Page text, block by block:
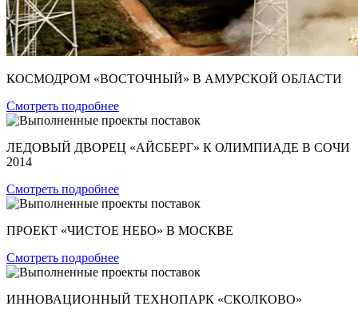
КОСМОДРОМ «ВОСТОЧНЫЙ» В АМУРСКОЙ ОБЛАСТИ
Смотреть подробнее
ЛЕДОВЫЙ ДВОРЕЦ «АЙСБЕРГ» К ОЛИМПИАДЕ В СОЧИ
2014
Смотреть подробнее
ПРОЕКТ «ЧИСТОЕ НЕБО» В МОСКВЕ
Смотреть подробнее
ИННОВАЦИОННЫЙ ТЕХНОПАРК «СКОЛКОВО»